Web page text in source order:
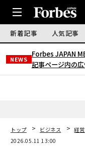
新着記事 人気記事
NEWS
Forbes JAPAN
記事ページ内の
トップ ビジネス 経
2026.05.11 13:00